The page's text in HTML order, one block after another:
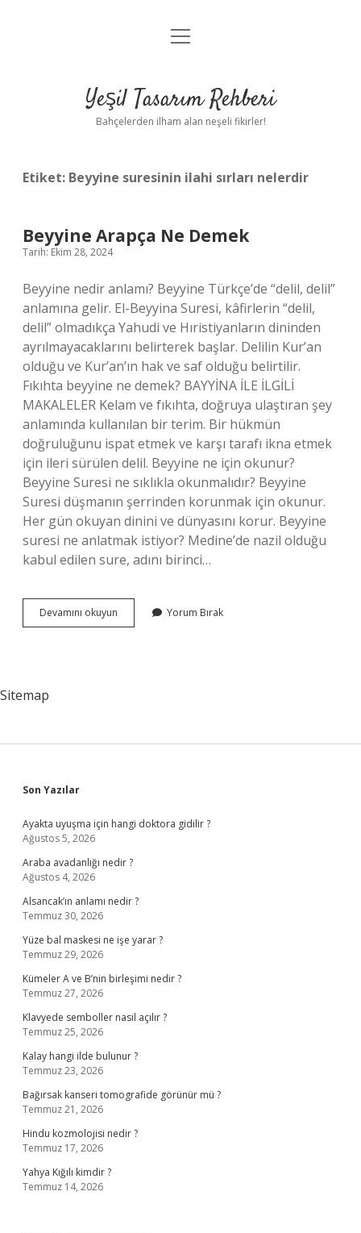
Anasayfa
Yasal Uyarı
menüyü
Yeşil Tasarım Rehberi
Bahçelerden ilham alan neşeli fikirler!
Etiket: Beyyine suresinin ilahi sırları nelerdir
Beyyine Arapça Ne Demek
Tarih: Ekim 28, 2024
Beyyine nedir anlamı? Beyyine Türkçe’de “delil, delil”
anlamına gelir. El-Beyyina Suresi, kâfirlerin “delil,
delil” olmadıkça Yahudi ve Hıristiyanların dininden
ayrılmayacaklarını belirterek başlar. Delilin Kur’an
olduğu ve Kur’an’ın hak ve saf olduğu belirtilir.
Fıkıhta beyyine ne demek? BAYYİNA İLE İLGİLİ
MAKALELER Kelam ve fıkıhta, doğruya ulaştıran şey
anlamında kullanılan bir terim. Bir hükmün
doğruluğunu ispat etmek ve karşı tarafı ikna etmek
için ileri sürülen delil. Beyyine ne için okunur?
Beyyine Suresi ne sıklıkla okunmalıdır? Beyyine
Suresi düşmanın şerrinden korunmak için okunur.
Her gün okuyan dinini ve dünyasını korur. Beyyine
suresi ne anlatmak istiyor? Medine’de nazil olduğu
kabul edilen sure, adını birinci…
Devamını okuyun
Arapça
Yorum Bırak
Sitemap
Sidebar
Son Yazılar
Ayakta uyuşma için hangi doktora gidilir ?
Ağustos 5, 2026
Araba avadanlığı nedir ?
Ağustos 4, 2026
Alsancak’ın anlamı nedir ?
Temmuz 30, 2026
Yüze bal maskesi ne işe yarar ?
Temmuz 29, 2026
Kümeler A ve B’nin birleşimi nedir ?
Temmuz 27, 2026
Klavyede semboller nasıl açılır ?
Temmuz 25, 2026
Kalay hangi ilde bulunur ?
Temmuz 23, 2026
Bağırsak kanseri tomografide görünür mü ?
Temmuz 21, 2026
Hindu kozmolojisi nedir ?
Temmuz 17, 2026
Yahya Kığılı kimdir ?
Temmuz 14, 2026